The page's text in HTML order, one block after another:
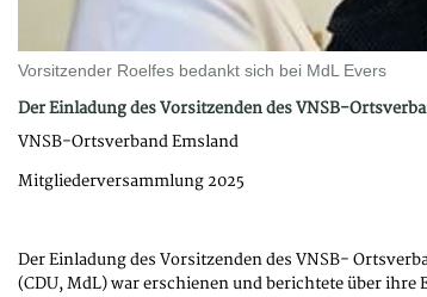
Vorsitzender Roelfes bedankt sich bei MdL Evers
Der Einladung des Vorsitzenden des VNSB-
VNSB-Ortsverband Emsland
Mitgliederversammlung 2025
Der Einladung des Vorsitzenden des VNSB-
(CDU, MdL) war erschienen und berichtete über ihre